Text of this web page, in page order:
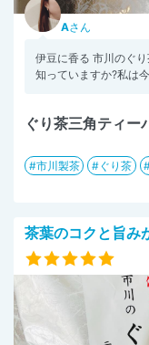
Aさん
伊豆に香る 市川のぐ
知っていますか?私は
ぐり茶三角ティー
市川製茶 ぐり茶
茶葉のコクと旨み